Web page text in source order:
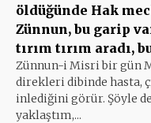
öldüğünde Hak
Zünnun, bu garip
tırım tırım aradı,
Zünnun-i Misri bir gün
direkleri dibinde hasta,
inlediğini görür. Şöyle
yaklaştım,...